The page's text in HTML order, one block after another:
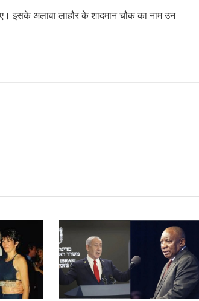
इसके अलावा लाहौर के शादमान चौक का नाम उन